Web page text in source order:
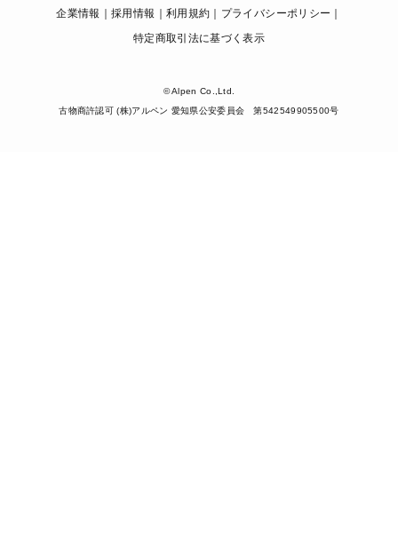
企業情報 採用情報 利用規約
プライバシーポリシー
特定商取引法に基づく表示
© Alpen Co.,Ltd.
古物商許認可 (株)アルペン 愛知県公安委員会 第542549905500号